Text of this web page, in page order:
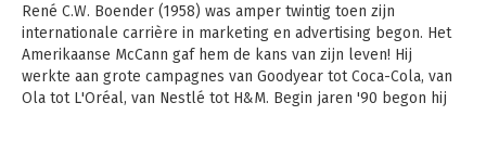
René C.W. Boender (1958) was amper twintig toen zijn
internationale carrière in marketing en advertising begon. Het
Amerikaanse McCann gaf hem de kans van zijn leven! Hij
werkte aan grote campagnes van Goodyear tot Coca-Cola, van
Ola tot L'Oréal, van Nestlé tot H&M. Begin jaren '90 begon hij